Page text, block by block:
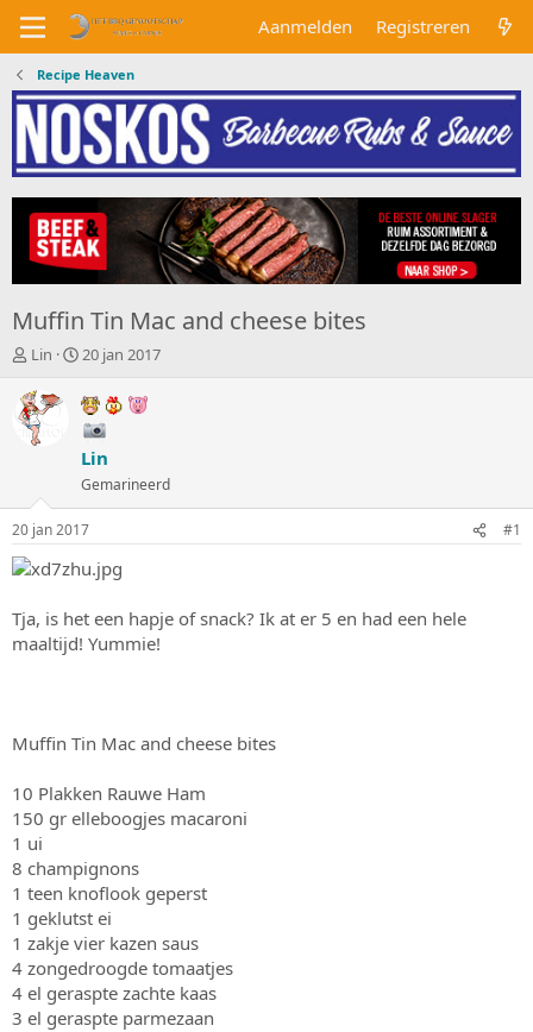
Aanmelden Registreren
Recipe Heaven
Muffin Tin Mac and cheese bites
O
d
e
r
r
p
s
t
t
e
Lin
S
a
r
t
d
a
t
u
m
20 jan 2017
Lin
Gemarineerd
20 jan 2017 #1
Tja, is het een hapje of snack? Ik at er 5 en had een hele
maaltijd! Yummie!
Muffin Tin Mac and cheese bites
10 Plakken Rauwe Ham
150 gr elleboogjes macaroni
1 ui
8 champignons
1 teen knoflook geperst
1 geklutst ei
1 zakje vier kazen saus
4 zongedroogde tomaatjes
4 el geraspte zachte kaas
3 el geraspte parmezaan